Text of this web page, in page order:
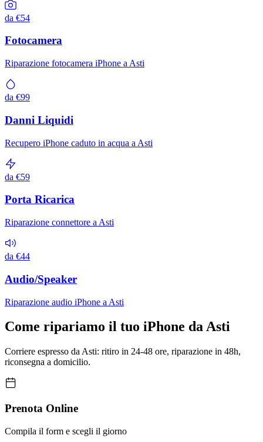
da €54
Fotocamera
Riparazione fotocamera iPhone a Asti
da €99
Danni Liquidi
Recupero iPhone caduto in acqua a Asti
da €59
Porta Ricarica
Riparazione connettore a Asti
da €44
Audio/Speaker
Riparazione audio iPhone a Asti
Come ripariamo il tuo iPhone da Asti
Corriere espresso da Asti: ritiro in 24-48 ore, riparazione in 48h,
riconsegna a domicilio.
Prenota Online
Compila il form e scegli il giorno